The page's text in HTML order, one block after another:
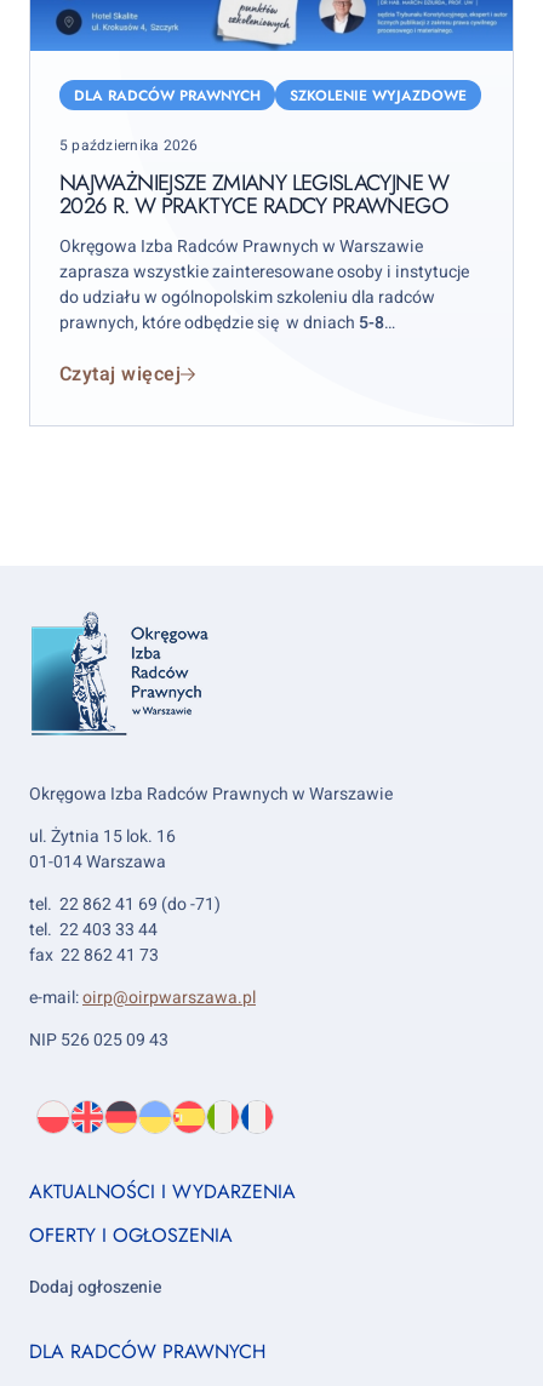
zmiany
2026
praktyce
radcy
prawnego
DLA RADCÓW PRAWNYCH SZKOLENIE WYJAZDOWE
Posted
5 października 2026
NAJWAŻNIEJSZE ZMIANY LEGISLACYJNE W
2026 R. W PRAKTYCE RADCY PRAWNEGO
Okręgowa Izba Radców Prawnych w Warszawie
zaprasza wszystkie zainteresowane osoby i instytucje
do udziału w ogólnopolskim szkoleniu dla radców
prawnych, które odbędzie się w dniach 5-8
Czytaj więcej
Okręgowa Izba Radców Prawnych w Warszawie
ul. Żytnia 15 lok. 16
01-014 Warszawa
tel. 22 862 41 69 (do -71)
tel. 22 403 33 44
fax 22 862 41 73
e-mail:oirp@oirpwarszawa.pl
NIP 526 025 09 43
Wybierz
język:
PL
O
EN
About
DE
About
UK
About
ES
About
IT
About
FR
About
Footer
1
AKTUALNOŚCI I WYDARZENIA
OFERTY I OGŁOSZENIA
Dodaj ogłoszenie
Footer
DLA RADCÓW PRAWNYCH